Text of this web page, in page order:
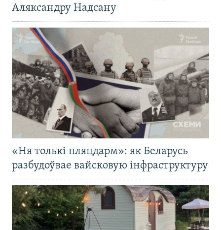
Аляксандру Надсану
«Ня толькі пляцдарм»: як Беларусь
разбудоўвае вайсковую інфраструктуру